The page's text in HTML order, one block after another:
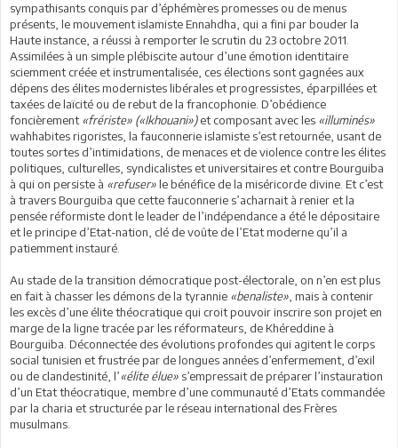
sympathisants conquis par d’éphémères promesses ou de menus
présents, le mouvement islamiste Ennahdha, qui a fini par bouder la
Haute instance, a réussi à remporter le scrutin du 23 octobre 2011.
Assimilées à un simple plébiscite autour d’une émotion identitaire
sciemment créée et instrumentalisée, ces élections sont gagnées aux
dépens des élites modernistes libérales et progressistes, éparpillées et
taxées de laïcité ou de rebut de la francophonie. D’obédience
foncièrement«frériste» («Ikhouani»)et composant avec les «illuminés»
wahhabites rigoristes, la fauconnerie islamiste s’est retournée, usant de
toutes sortes d’intimidations, de menaces et de violence contre les élites
politiques, culturelles, syndicalistes et universitaires et contre Bourguiba
à qui on persiste à «refuser»le bénéfice de la miséricorde divine. Et c’est
à travers Bourguiba que cette fauconnerie s’acharnait à renier et la
pensée réformiste dont le leader de l’indépendance a été le dépositaire
et le principe d’Etat-nation, clé de voûte de l’Etat moderne qu’il a
patiemment instauré.
Au stade de la transition démocratique post-électorale, on n’en est plus
en fait à chasser les démons de la tyrannie «benaliste» , mais à contenir
les excès d’une élite théocratique qui croit pouvoir inscrire son projet en
marge de la ligne tracée par les réformateurs, de Khéreddine à
Bourguiba. Déconnectée des évolutions profondes qui agitent le corps
social tunisien et frustrée par de longues années d’enfermement, d’exil
ou de clandestinité, l’«élite élue» s’empressait de préparer l’instauration
d’un Etat théocratique, membre d’une communauté d’Etats commandée
par la charia et structurée par le réseau international des Frères
musulmans.